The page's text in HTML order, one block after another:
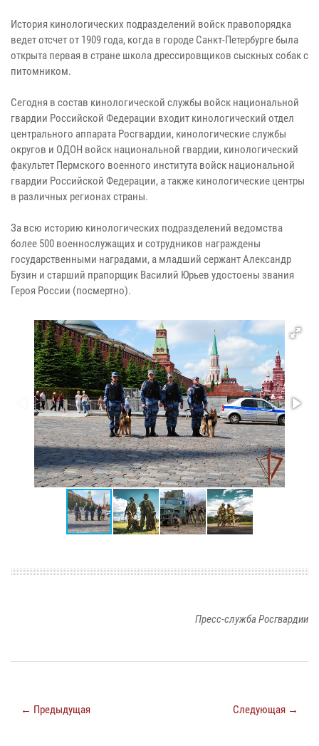
История кинологических подразделений войск правопорядка
ведет отсчет от 1909 года, когда в городе Санкт-Петербурге была
открыта первая в стране школа дрессировщиков сыскных собак с
питомником.
Сегодня в состав кинологической службы войск национальной
гвардии Российской Федерации входит кинологический отдел
центрального аппарата Росгвардии, кинологические службы
округов и ОДОН войск национальной гвардии, кинологический
факультет Пермского военного института войск национальной
гвардии Российской Федерации, а также кинологические центры
в различных регионах страны.
За всю историю кинологических подразделений ведомства
более 500 военнослужащих и сотрудников награждены
государственными наградами, а младший сержант Александр
Бузин и старший прапорщик Василий Юрьев удостоены звания
Героя России (посмертно).
Пресс-служба Росгвардии
← Предыдущая Следующая →